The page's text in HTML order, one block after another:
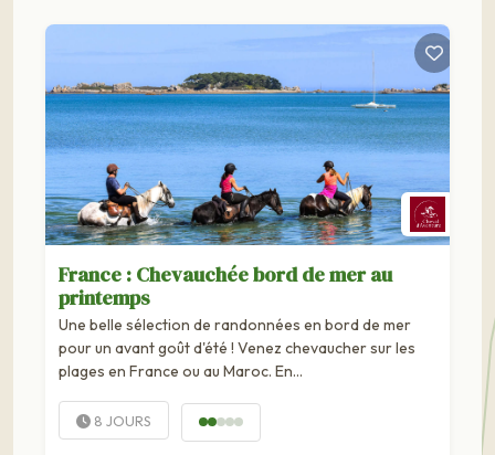
France : Chevauchée bord de mer au
printemps
Une belle sélection de randonnées en bord de mer
pour un avant goût d'été ! Venez chevaucher sur les
plages en France ou au Maroc. En...
8 JOURS